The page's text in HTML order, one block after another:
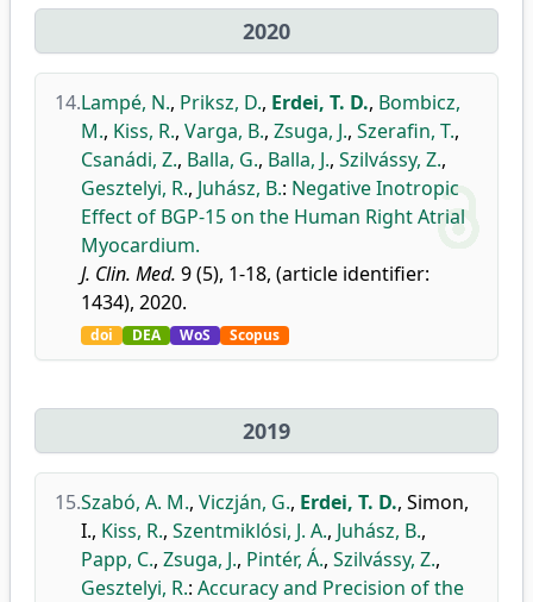
2020
14.Lampé, N., Priksz, D., Erdei, T. D., Bombicz,
M., Kiss, R., Varga, B., Zsuga, J., Szerafin, T.,
Csanádi, Z., Balla, G., Balla, J., Szilvássy, Z.,
Gesztelyi, R., Juhász, B.: Negative Inotropic
Effect of BGP-15 on the Human Right Atrial
Myocardium.
J. Clin. Med. 9 (5), 1-18, (article identifier:
1434), 2020.
doi DEA WoS Scopus
2019
15.Szabó, A. M., Viczján, G., Erdei, T. D., Simon,
I., Kiss, R., Szentmiklósi, J. A., Juhász, B.,
Papp, C., Zsuga, J., Pintér, Á., Szilvássy, Z.,
Gesztelyi, R.: Accuracy and Precision of the